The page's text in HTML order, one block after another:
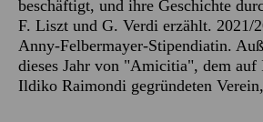
beschäftigt, und ihre Geschichte
F. Liszt und G. Verdi erzählt. 2021/
Anny-Felbermayer-Stipendiatin.
dieses Jahr von "Amicitia", dem
Ildiko Raimondi gegründeten